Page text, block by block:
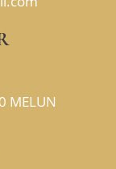
MELUN